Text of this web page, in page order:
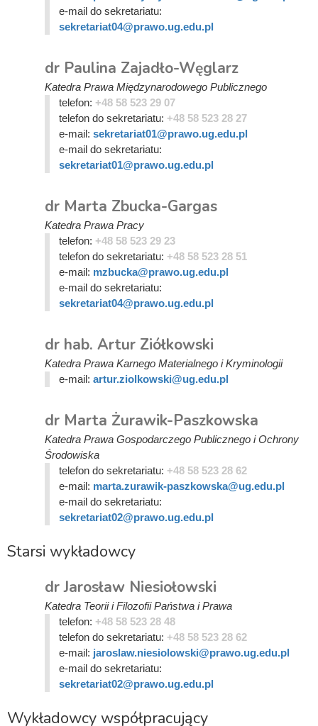
e-mail do sekretariatu:
sekretariat04@prawo.ug.edu.pl
dr Paulina Zajadło-Węglarz
Katedra Prawa Międzynarodowego Publicznego
telefon: +48 58 523 29 07
telefon do sekretariatu: +48 58 523 28 27
e-mail: sekretariat01@prawo.ug.edu.pl
e-mail do sekretariatu:
sekretariat01@prawo.ug.edu.pl
dr Marta Zbucka-Gargas
Katedra Prawa Pracy
telefon: +48 58 523 29 23
telefon do sekretariatu: +48 58 523 28 51
e-mail: mzbucka@prawo.ug.edu.pl
e-mail do sekretariatu:
sekretariat04@prawo.ug.edu.pl
dr hab. Artur Ziółkowski
Katedra Prawa Karnego Materialnego i Kryminologii
e-mail: artur.ziolkowski@ug.edu.pl
dr Marta Żurawik-Paszkowska
Katedra Prawa Gospodarczego Publicznego i Ochrony
Środowiska
telefon do sekretariatu: +48 58 523 28 62
e-mail: marta.zurawik-paszkowska@ug.edu.pl
e-mail do sekretariatu:
sekretariat02@prawo.ug.edu.pl
Starsi wykładowcy
dr Jarosław Niesiołowski
Katedra Teorii i Filozofii Państwa i Prawa
telefon: +48 58 523 28 48
telefon do sekretariatu: +48 58 523 28 62
e-mail: jaroslaw.niesiolowski@prawo.ug.edu.pl
e-mail do sekretariatu:
sekretariat02@prawo.ug.edu.pl
Wykładowcy współpracujący